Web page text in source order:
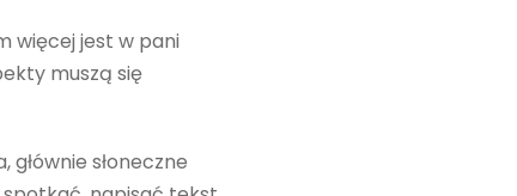
więcej jest w pani
muszą się
słoneczne